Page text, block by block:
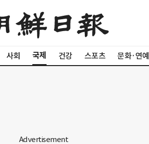
사회 국제 건강 스포츠 문화·연예